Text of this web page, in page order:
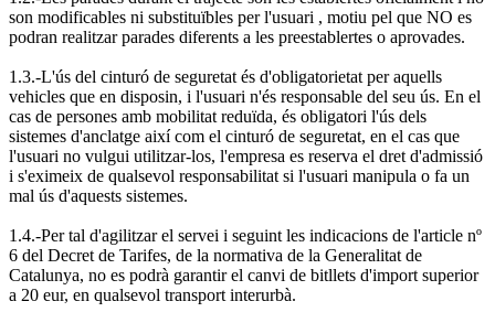
son modificables ni substituïbles per l'usuari , motiu pel que NO es
podran realitzar parades diferents a les preestablertes o aprovades.
1.3.-L'ús del cinturó de seguretat és d'obligatorietat per aquells
vehicles que en disposin, i l'usuari n'és responsable del seu ús. En el
cas de persones amb mobilitat reduïda, és obligatori l'ús dels
sistemes d'anclatge així com el cinturó de seguretat, en el cas que
l'usuari no vulgui utilitzar-los, l'empresa es reserva el dret d'admissió
i s'eximeix de qualsevol responsabilitat si l'usuari manipula o fa un
mal ús d'aquests sistemes.
1.4.-Per tal d'agilitzar el servei i seguint les indicacions de l'article nº
6 del Decret de Tarifes, de la normativa de la Generalitat de
Catalunya, no es podrà garantir el canvi de bitllets d'import superior
a 20 eur, en qualsevol transport interurbà.